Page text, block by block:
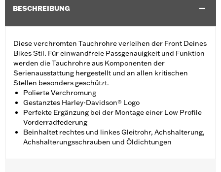
BESCHREIBUNG
Diese verchromten Tauchrohre verleihen der Front Deines
Bikes Stil. Für einwandfreie Passgenauigkeit und Funktion
werden die Tauchrohre aus Komponenten der
Serienausstattung hergestellt und an allen kritischen
Stellen besonders geschützt.
Polierte Verchromung
Gestanztes Harley-Davidson® Logo
Perfekte Ergänzung bei der Montage einer Low Profile
Vorderradfederung
Beinhaltet rechtes und linkes Gleitrohr, Achshalterung,
Achshalterungsschrauben und Öldichtungen